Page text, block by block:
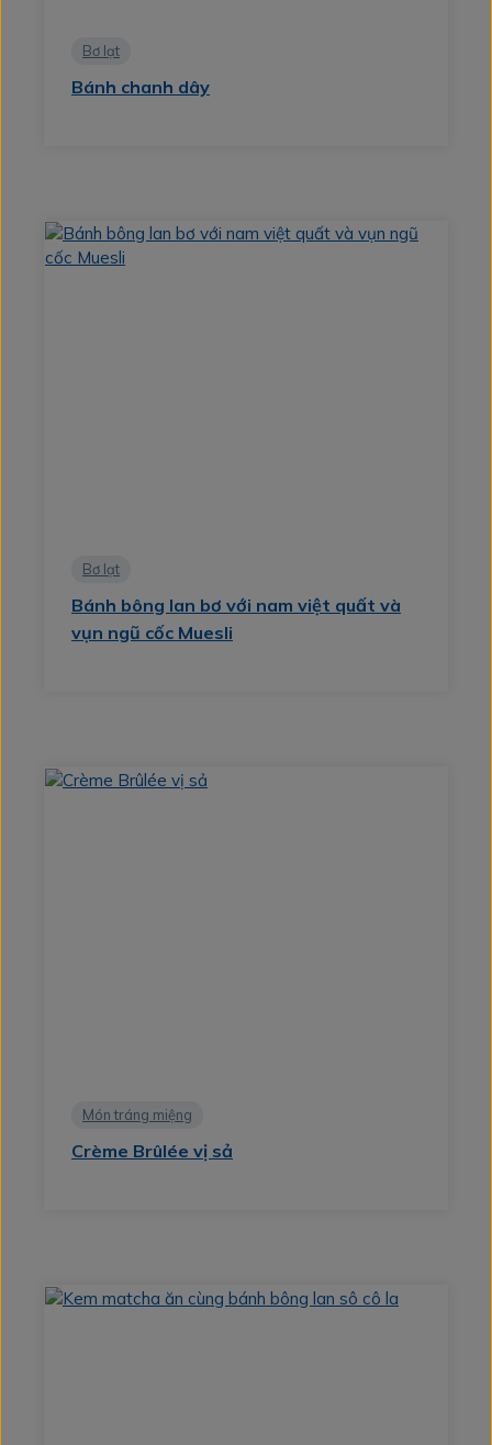
Bơ lạt
Bánh chanh dây
Bơ lạt
Bánh bông lan bơ với nam việt quất và
vụn ngũ cốc Muesli
Món tráng miệng
Crème Brûlée vị sả